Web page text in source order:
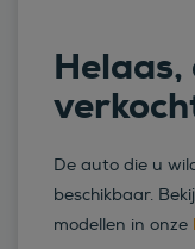
Helaas,
De auto die u
beschikbaar.
modellen in onze